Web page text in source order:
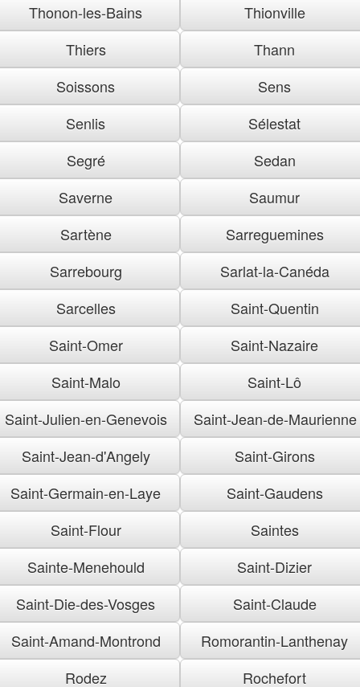
Thonon-les-Bains
Thionville
Thiers
Thann
Soissons
Sens
Senlis
Sélestat
Segré
Sedan
Saverne
Saumur
Sartène
Sarreguemines
Sarrebourg
Sarlat-la-Canéda
Sarcelles
Saint-Quentin
Saint-Omer
Saint-Nazaire
Saint-Malo
Saint-Lô
Saint-Julien-en-Genevois
Saint-Jean-de-Maurienne
Saint-Jean-d'Angely
Saint-Girons
Saint-Germain-en-Laye
Saint-Gaudens
Saint-Flour
Saintes
Sainte-Menehould
Saint-Dizier
Saint-Die-des-Vosges
Saint-Claude
Saint-Amand-Montrond
Romorantin-Lanthenay
Rodez
Rochefort